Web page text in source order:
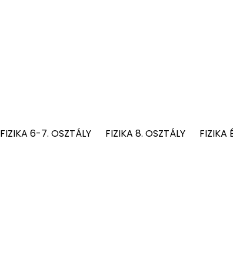
FIZIKA 6-7. OSZTÁLY FIZIKA 8. OSZTÁLY FIZIKA